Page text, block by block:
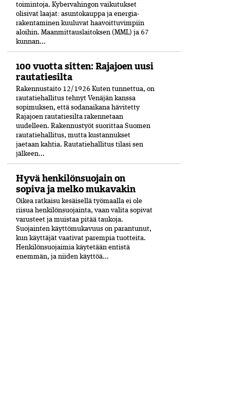
toimintoja. Kyber­vahingon vaikutukset
olisivat laajat: asuntokauppa ja energia­
rakentaminen kuuluvat haavoittuvimpiin
aloihin. Maanmittauslaitoksen (MML) ja 67
kunnan...
100 vuotta sitten: Rajajoen uusi
rautatiesilta
Rakennustaito 12/1926 Kuten tunnettua, on
rautatiehallitus tehnyt Venäjän kanssa
sopimuksen, että sodanaikana hävitetty
Rajajoen rautatiesilta rakennetaan
uudelleen. Rakennustyöt suorittaa Suomen
rautatiehallitus, mutta kustannukset
jaetaan kahtia. Rautatiehallitus tilasi sen
jälkeen...
Hyvä henkilönsuojain on
sopiva ja melko mukavakin
Oikea ratkaisu kesäisellä työmaalla ei ole
riisua henkilönsuojainta, vaan valita sopivat
varusteet ja muistaa pitää taukoja.
Suojainten käyttömukavuus on parantunut,
kun käyttäjät vaativat parempia tuotteita.
Henkilönsuojaimia käytetään entistä
enemmän, ja niiden käyttöä...